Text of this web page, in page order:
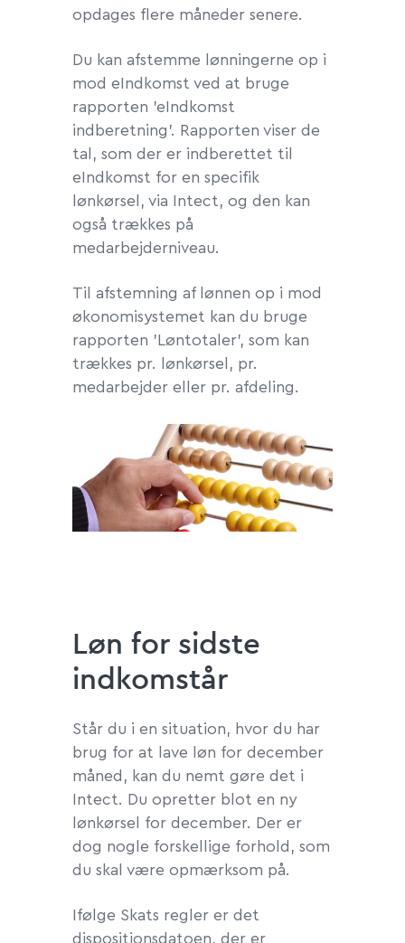
opdages flere måneder senere.
Du kan afstemme lønningerne op i
mod eIndkomst ved at bruge
rapporten 'eIndkomst
indberetning'. Rapporten viser de
tal, som der er indberettet til
eIndkomst for en specifik
lønkørsel, via Intect, og den kan
også trækkes på
medarbejderniveau.
Til afstemning af lønnen op i mod
økonomisystemet kan du bruge
rapporten 'Løntotaler', som kan
trækkes pr. lønkørsel, pr.
medarbejder eller pr. afdeling.
Løn for sidste
indkomstår
Står du i en situation, hvor du har
brug for at lave løn for december
måned, kan du nemt gøre det i
Intect. Du opretter blot en ny
lønkørsel for december. Der er
dog nogle forskellige forhold, som
du skal være opmærksom på.
Ifølge Skats regler er det
dispositionsdatoen, der er